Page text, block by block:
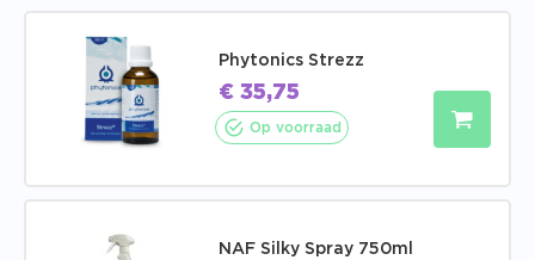
Phytonics Strezz
€ 35,75
Op voorraad
NAF Silky Spray 750ml